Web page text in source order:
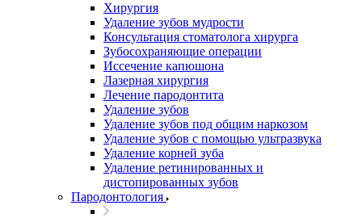
Хирургия
Удаление зубов мудрости
Консультация стоматолога хирурга
Зубосохраняющие операции
Иссечение капюшона
Лазерная хирургия
Лечение пародонтита
Удаление зубов
Удаление зубов под общим наркозом
Удаление зубов с помощью ультразвука
Удаление корней зуба
Удаление ретинированных и
дистопированных зубов
Пародонтология